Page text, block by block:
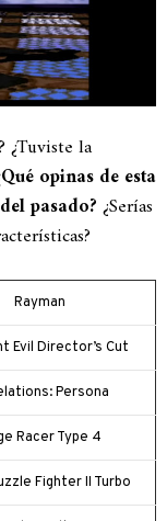
¿Tuviste la
opinas de esta
pasado? ¿Serías
Rayman
Evil Director’s Cut
Persona
Racer Type 4
Fighter II Turbo